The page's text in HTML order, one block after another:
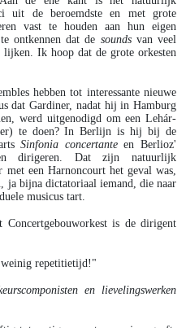
uit de beroemdste en met grote
vast te houden aan hun eigen
ontkennen dat de sounds van veel
lijken. Ik hoop dat de grote orkesten
hebben tot interessante nieuwe
dat Gardiner, nadat hij in Hamburg
werd uitgenodigd om een Lehár-
te doen? In Berlijn is hij bij de
Sinfonia concertanteen Berlioz'
dirigeren. Dat zijn natuurlijk
met een Harnoncourt het geval was,
ja bijna dictatoriaal iemand, die naar
musicus tart.
is de dirigent
weinig repetitietijd!"
en lievelingswerken